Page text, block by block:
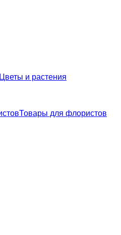
Цветы и растения
Товары для флористов